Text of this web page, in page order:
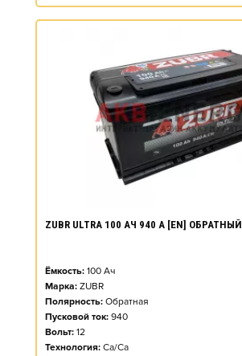
ZUBR ULTRA 100 АЧ 940 А [EN] ОБРАТНЫЙ
Ёмкость: 100 Ач
Марка: ZUBR
Полярность: Обратная
Пусковой ток: 940
Вольт: 12
Технология: Ca/Ca